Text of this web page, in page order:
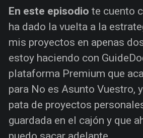
En este episodio te cuento
ha dado la vuelta a la
mis proyectos en apenas
estoy haciendo con
plataforma Premium que
para No es Asunto Vuestro,
pata de proyectos
guardada en el cajón y que